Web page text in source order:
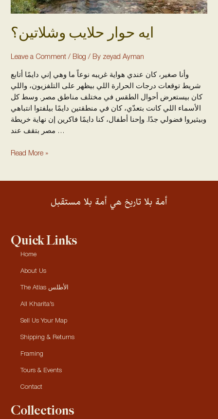
ايه حوار حلايب وشلاتين؟
Leave a Comment / Blog / By zeyad Ayman
وأنا صغير، كان عندي هواية غريبه نوعاً ما وهي إني دايمًا أتابع
شريط توقعات درجات الحرارة اللي بيظهر على التلفزيون، واللي
كان بيستعرض أحوال الطقس في مختلف مناطق مصر. وسط كل
الأسماء اللي كانت بتعدّي، كان في منطقتين دايمًا بيلفتوا انتباهي
وبيثيروا فضولي جدًا. وإحنا أطفال، كنا دايمًا فاكرين إن نهاية خريطة
مصر بتقف عند …
Read More »
أمة بلا تاريخ هي أمة بلا مستقبل
Quick Links
Home
About Us
The Atlas الأطلس
All Kharita’s
Sell Us Your Map
Shipping & Returns
Framing
Tours & Events
Contact
Collections